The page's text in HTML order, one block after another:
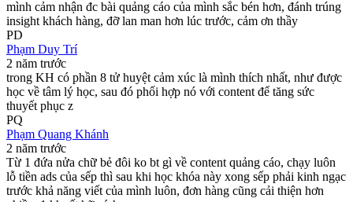
mình cảm nhận đc bài quảng cáo của mình sắc bén hơn, đánh trúng
insight khách hàng, đỡ lan man hơn lúc trước, cảm ơn thầy
PD
Phạm Duy Trí
2 năm trước
trong KH có phần 8 tử huyệt cảm xúc là mình thích nhất, như được
học về tâm lý học, sau đó phối hợp nó với content để tăng sức
thuyết phục z
PQ
Phạm Quang Khánh
2 năm trước
Từ 1 đứa nửa chữ bẻ đôi ko bt gì về content quảng cáo, chạy luôn
lỗ tiền ads của sếp thì sau khi học khóa này xong sếp phải kinh ngạc
trước khả năng viết của mình luôn, đơn hàng cũng cải thiện hơn